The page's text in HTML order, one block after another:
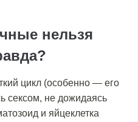
нельзя
цикл (особенно — его
сексом, не дожидаясь
и яйцеклетка